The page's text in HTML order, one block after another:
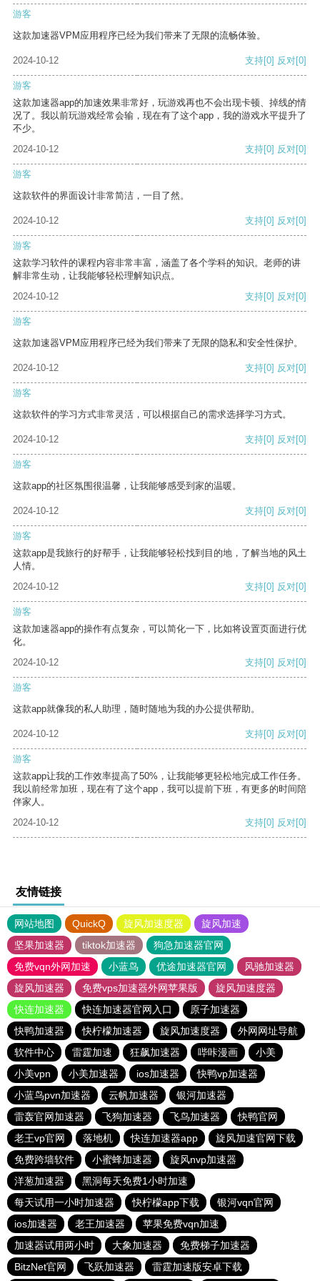
游客
这款加速器VPM应用程序已经为我们带来了无限的流畅体验。
2024-10-12 支持[0] 反对[0]
游客
这款加速器app的加速效果非常好，玩游戏再也不会出现卡顿、掉线的情
况了。我以前玩游戏经常会输，现在有了这个app，我的游戏水平提升了
不少。
2024-10-12
支持[0] 反对[0]
游客
这款软件的界面设计非常简洁，一目了然。
2024-10-12 支持[0] 反对[0]
游客
这款学习软件的课程内容非常丰富，涵盖了各个学科的知识。老师的讲
解非常生动，让我能够轻松理解知识点。
2024-10-12
支持[0] 反对[0]
游客
这款加速器VPM应用程序已经为我们带来了无限的隐私和安全性保护。
2024-10-12 支持[0] 反对[0]
游客
这款软件的学习方式非常灵活，可以根据自己的需求选择学习方式。
2024-10-12 支持[0] 反对[0]
游客
这款app的社区氛围很温馨，让我能够感受到家的温暖。
2024-10-12 支持[0] 反对[0]
游客
这款app是我旅行的好帮手，让我能够轻松找到目的地，了解当地的风土
人情。
2024-10-12
支持[0] 反对[0]
游客
这款加速器app的操作有点复杂，可以简化一下，比如将设置页面进行优
化。
2024-10-12
支持[0] 反对[0]
游客
这款app就像我的私人助理，随时随地为我的办公提供帮助。
2024-10-12 支持[0] 反对[0]
游客
这款app让我的工作效率提高了50%，让我能够更轻松地完成工作任务。
我以前经常加班，现在有了这个app，我可以提前下班，有更多的时间陪
伴家人。
2024-10-12
支持[0] 反对[0]
友情链接
网站地图 QuickQ 旋风加速度器
旋风加速
坚果加速器
tiktok加速器
狗急加速器官网
免费vqn外网加速
小蓝鸟 优途加速器官网
风驰加速器
旋风加速器
免费vps加速器外网苹果版
旋风加速度器
快连加速器
快连加速器官网入口
原子加速器
快鸭加速器
快柠檬加速器 旋风加速度器
外网网址导航
软件中心
雷霆加速 狂飙加速器 哔咔漫画
小美
小美vpn
小美加速器 ios加速器
快鸭vp加速器
小蓝鸟pvn加速器
云帆加速器
银河加速器
雷轰官网加速器
飞狗加速器 飞鸟加速器
快鸭官网
老王vp官网
落地机 快连加速器app
旋风加速官网下载
免费跨墙软件
小蜜蜂加速器
旋风nvp加速器
洋葱加速器
黑洞每天免费1小时加速
每天试用一小时加速器
快柠檬app下载
银河vqn官网
ios加速器
老王加速器
苹果免费vqn加速
加速器试用两小时
大象加速器
免费梯子加速器
BitzNet官网
飞跃加速器 雷霆加速版安卓下载